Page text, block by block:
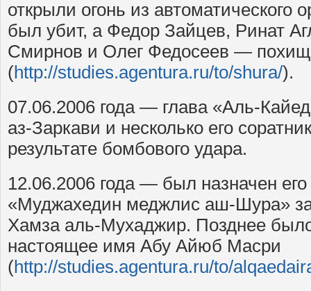
открыли огонь из автоматического
был убит, а Федор Зайцев, Ринат
Смирнов и Олег Федосеев —
(http://studies.agentura.ru/to/shura/).
07.06.2006 года — глава «Аль-
аз-Заркави и несколько его
результате бомбового удара.
12.06.2006 года — был назначен
«Муджахедин меджлис аш-Шура»
Хамза аль-Мухаджир. Позднее было
настоящее имя Абу Айюб Масри
(http://studies.agentura.ru/to/